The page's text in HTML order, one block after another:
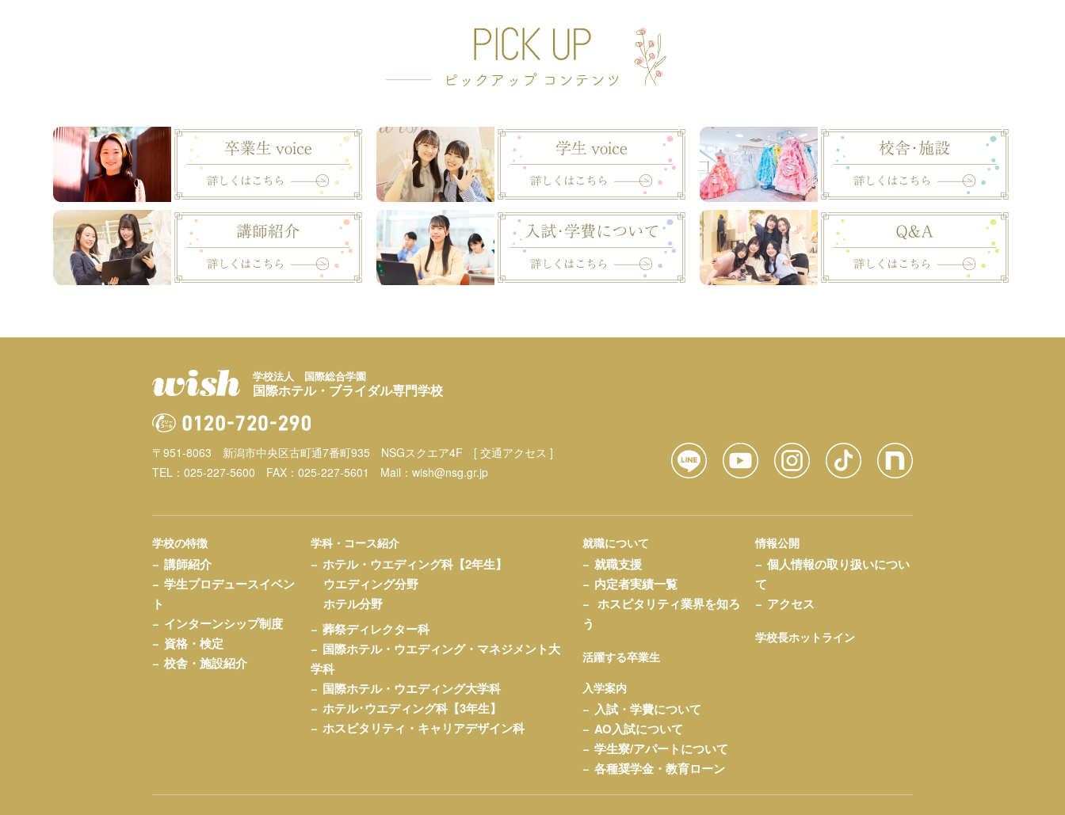
学校法人 国際総合学園
国際ホテル・ブライダル専門学校
〒951-8063 新潟市中央区古町通7番町935 NSGスクエア4F
[ 交通アクセス ]
TEL：025-227-5600
FAX：025-227-5601 Mail： wish@nsg.gr.jp
学校の特徴
講師紹介
学生プロデュースイベン
ト
インターンシップ制度
資格・検定
校舎・施設紹介
学科・コース紹介
ホテル・ウエディング科【2年生】
ウエディング分野
ホテル分野
葬祭ディレクター科
国際ホテル・ウエディング・マネジメント大
学科
国際ホテル・ウエディング大学科
ホテル･ウエディング科【3年生】
ホスピタリティ・キャリアデザイン科
就職について
就職支援
内定者実績一覧
ホスピタリティ業界を知ろ
う
活躍する卒業生
入学案内
入試・学費について
AO入試について
学生寮/アパートについて
各種奨学金・教育ローン
情報公開
個人情報の取り扱いについ
て
アクセス
学校長ホットライン